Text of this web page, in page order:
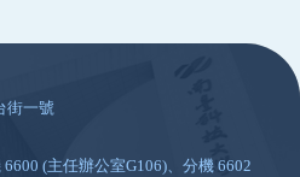
街一號
(主任辦公室G106)、分機 6602